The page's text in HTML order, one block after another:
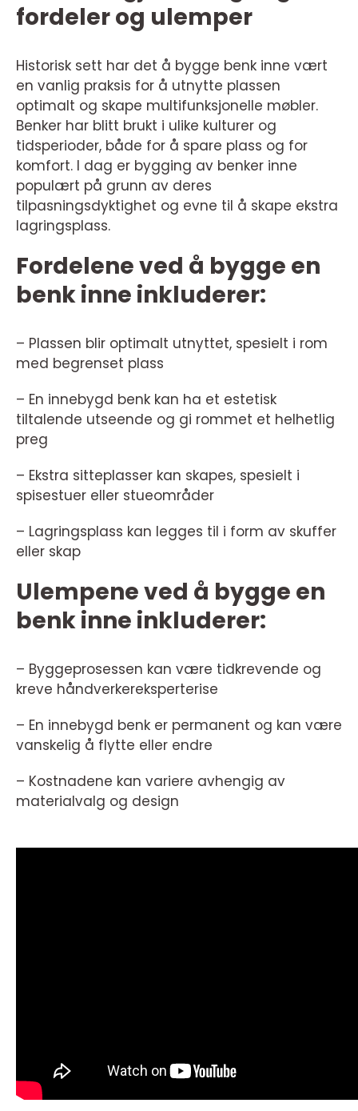
fordeler og ulemper
Historisk sett har det å bygge benk inne vært
en vanlig praksis for å utnytte plassen
optimalt og skape multifunksjonelle møbler.
Benker har blitt brukt i ulike kulturer og
tidsperioder, både for å spare plass og for
komfort. I dag er bygging av benker inne
populært på grunn av deres
tilpasningsdyktighet og evne til å skape ekstra
lagringsplass.
Fordelene ved å bygge en
benk inne inkluderer:
– Plassen blir optimalt utnyttet, spesielt i rom
med begrenset plass
– En innebygd benk kan ha et estetisk
tiltalende utseende og gi rommet et helhetlig
preg
– Ekstra sitteplasser kan skapes, spesielt i
spisestuer eller stueområder
– Lagringsplass kan legges til i form av skuffer
eller skap
Ulempene ved å bygge en
benk inne inkluderer:
– Byggeprosessen kan være tidkrevende og
kreve håndverkereksperterise
– En innebygd benk er permanent og kan være
vanskelig å flytte eller endre
– Kostnadene kan variere avhengig av
materialvalg og design